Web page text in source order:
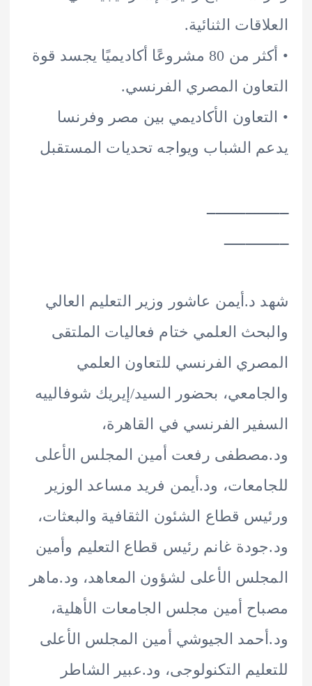
الثنائية.
• أكثر من 80 مشروعًا أكاديميًا يجسد قوة
المصري الفرنسي.
الأكاديمي بين مصر وفرنسا
الشباب ويواجه تحديات المستقبل
عاشور وزير التعليم العالي
العلمي ختام فعاليات الملتقى
الفرنسي للتعاون العلمي
بحضور السيد/إيريك شوفالييه
الفرنسي في القاهرة،
رفعت أمين المجلس الأعلى
ود.أيمن فريد مساعد الوزير
قطاع الشئون الثقافية والبعثات،
غانم رئيس قطاع التعليم وأمين
الأعلى لشؤون المعاهد، ود.ماهر
أمين مجلس الجامعات الأهلية،
الجيوشي أمين المجلس الأعلى
التكنولوجى، ود.عبير الشاطر